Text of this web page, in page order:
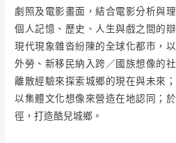
劇照及電影畫面，結合電影分析與
個人記憶、歷史、人生與戲之間的
現代現象雜沓紛陳的全球化都市，
外勞、新移民納入跨／國族想像的
離散經驗來探索城鄉的現在與未來
以集體文化想像來營造在地認同；
徑，打造酷兒城鄉。